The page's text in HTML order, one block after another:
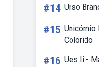
#14 Urso
#15 Unicórnio
Colorido
#16 Ues Ii -